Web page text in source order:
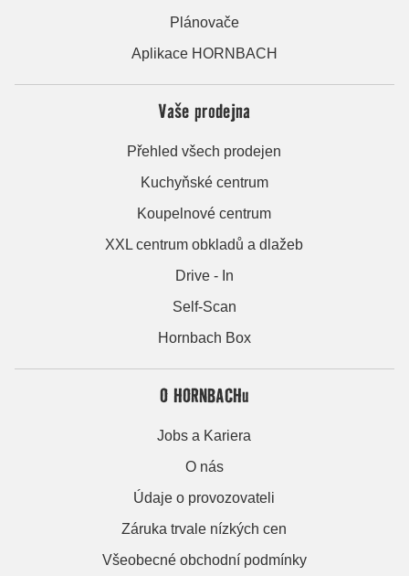
Plánovače
Aplikace HORNBACH
Vaše prodejna
Přehled všech prodejen
Kuchyňské centrum
Koupelnové centrum
XXL centrum obkladů a dlažeb
Drive - In
Self-Scan
Hornbach Box
O HORNBACHu
Jobs a Kariera
O nás
Údaje o provozovateli
Záruka trvale nízkých cen
Všeobecné obchodní podmínky